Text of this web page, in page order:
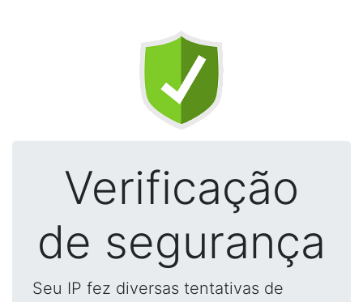
Verificação
de segurança
Seu IP fez diversas tentativas de